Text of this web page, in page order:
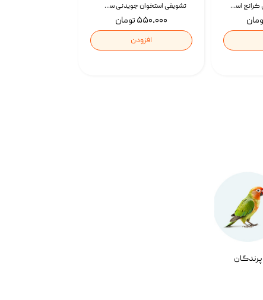
تشویقی استخوان جویدنی سگ اسنکی کرانچی با طعم مرغ Snacky Crunchy Munchy وزن 100 گرم
۵۵۰,۰۰۰ تومان
افزودن
تشویقی گربه درمانی کرانچ اسنکی با طعم میکس Snacky Crunch Cat Treats وزن 60 گرم بسته 4 عددی
پرندگان